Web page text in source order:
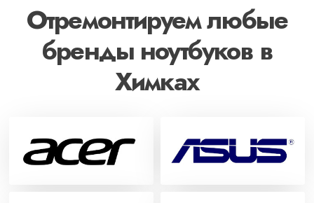
Отремонтируем любые
бренды ноутбуков в
Химках